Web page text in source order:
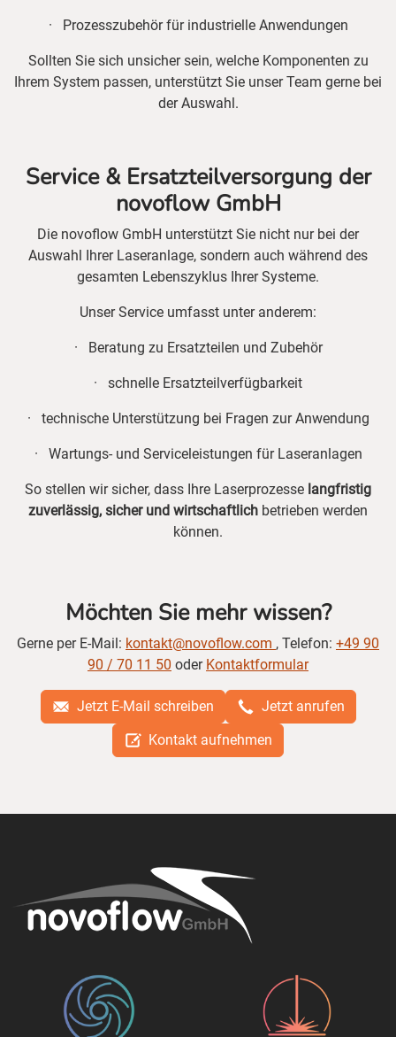
· Prozesszubehör für industrielle Anwendungen
Sollten Sie sich unsicher sein, welche Komponenten zu
Ihrem System passen, unterstützt Sie unser Team gerne bei
der Auswahl.
Service & Ersatzteilversorgung der
novoflow GmbH
Die novoflow GmbH unterstützt Sie nicht nur bei der
Auswahl Ihrer Laseranlage, sondern auch während des
gesamten Lebenszyklus Ihrer Systeme.
Unser Service umfasst unter anderem:
· Beratung zu Ersatzteilen und Zubehör
· schnelle Ersatzteilverfügbarkeit
· technische Unterstützung bei Fragen zur Anwendung
· Wartungs- und Serviceleistungen für Laseranlagen
So stellen wir sicher, dass Ihre Laserprozesse langfristig
zuverlässig, sicher und wirtschaftlich betrieben werden
können.
Möchten Sie mehr wissen?
Gerne per E-Mail: kontakt@novoflow.com , Telefon: +49 90
90 / 70 11 50 oder Kontaktformular
Jetzt E-Mail schreiben
Jetzt anrufen
Kontakt aufnehmen